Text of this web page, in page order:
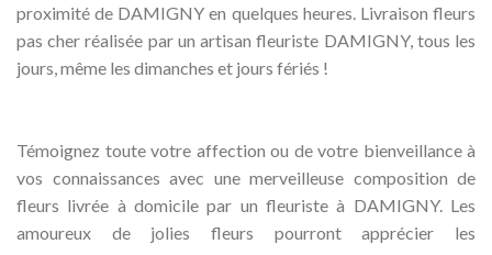
proximité de DAMIGNY en quelques heures. Livraison fleurs
pas cher réalisée par un artisan fleuriste DAMIGNY, tous les
jours, même les dimanches et jours fériés !
Témoignez toute votre affection ou de votre bienveillance à
vos connaissances avec une merveilleuse composition de
fleurs livrée à domicile par un fleuriste à DAMIGNY. Les
amoureux de jolies fleurs pourront apprécier les